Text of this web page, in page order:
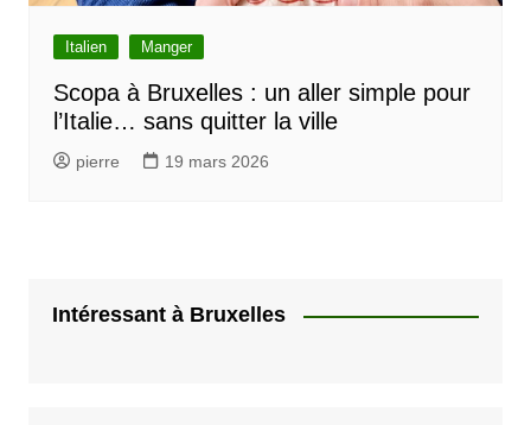
Italien Manger
Scopa à Bruxelles : un aller simple pour
l’Italie… sans quitter la ville
pierre 19 mars 2026
Intéressant à Bruxelles